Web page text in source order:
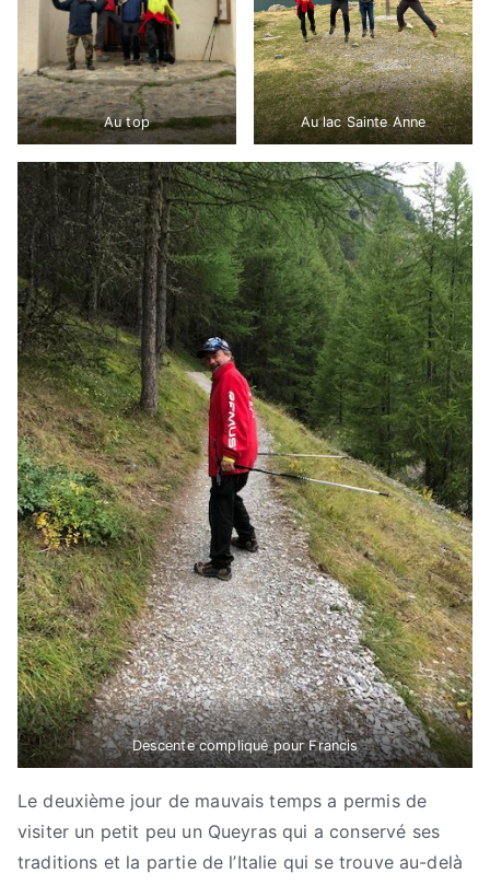
Au top Au lac Sainte Anne
Descente compliqué pour Francis
Le deuxième jour de mauvais temps a permis de
visiter un petit peu un Queyras qui a conservé ses
traditions et la partie de l’Italie qui se trouve au-delà